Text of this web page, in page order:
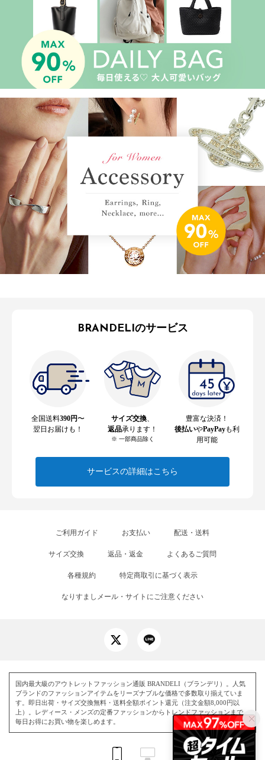
BRANDELIのサービス
全国送料390円〜
翌日お届けも！
サイズ交換、
返品承ります！
※ 一部商品除く
豊富な決済！
後払いやPayPayも利
用可能
サービスの詳細はこちら
ご利用ガイド お支払い 配送・送料
サイズ交換 返品・返金 よくあるご質問
各種規約 特定商取引に基づく表示
なりすましメール・サイトにご注意ください
国内最大級のアウトレットファッション通販 BRANDELI（ブランデリ）。人気
ブランドのファッションアイテムをリーズナブルな価格で多数取り揃えていま
す。即日出荷・サイズ交換無料・送料全額ポイント還元（注文金額8,000円以
上）。レディース・メンズの定番ファッションからトレンドファッションまで、
毎日お得にお買い物を楽しめます。